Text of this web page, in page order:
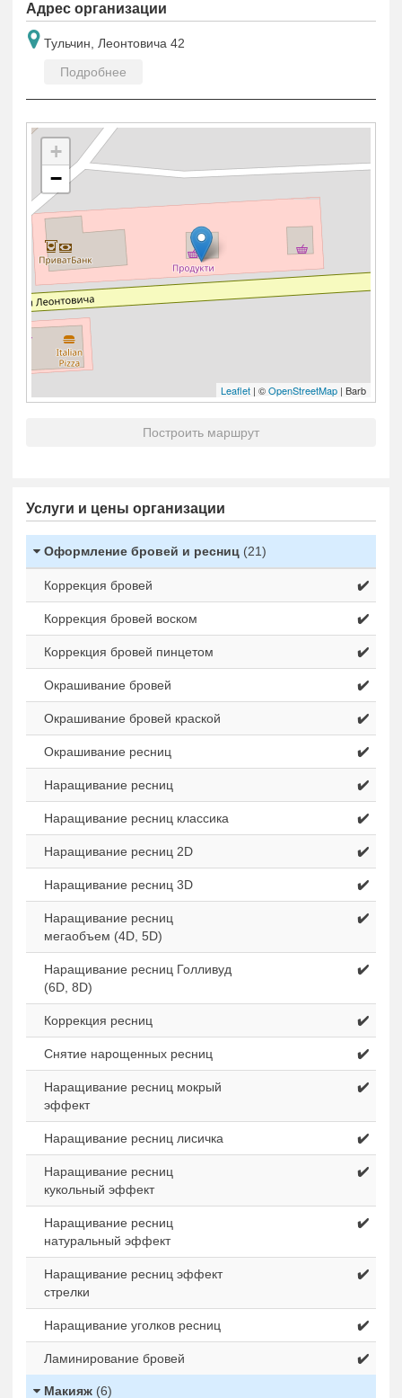
Адрес организации
Тульчин, Леонтовича 42
Подробнее
+
−
Leaflet | ©OpenStreetMap | Barb
Построить маршрут
Услуги и цены организации
Оформление бровей и ресниц (21)
Коррекция бровей ✔️
Коррекция бровей воском ✔️
Коррекция бровей пинцетом ✔️
Окрашивание бровей ✔️
Окрашивание бровей краской ✔️
Окрашивание ресниц ✔️
Наращивание ресниц ✔️
Наращивание ресниц классика ✔️
Наращивание ресниц 2D ✔️
Наращивание ресниц 3D ✔️
Наращивание ресниц
мегаобъем (4D, 5D)
✔️
Наращивание ресниц Голливуд
(6D, 8D)
✔️
Коррекция ресниц ✔️
Снятие нарощенных ресниц ✔️
Наращивание ресниц мокрый
эффект
✔️
Наращивание ресниц лисичка ✔️
Наращивание ресниц
кукольный эффект
✔️
Наращивание ресниц
натуральный эффект
✔️
Наращивание ресниц эффект
стрелки
✔️
Наращивание уголков ресниц ✔️
Ламинирование бровей ✔️
Макияж (6)